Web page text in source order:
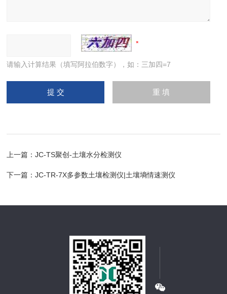
请输入计算结果（填写阿拉伯数字），如：三加四=7
上一篇：JC-TS聚创-土壤水分检测仪
下一篇：JC-TR-7X多参数土壤检测仪|土壤墒情速测仪